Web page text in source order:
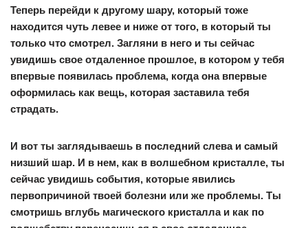
Теперь перейди к другому шару, который тоже
находится чуть левее и ниже от того, в который ты
только что смотрел. Загляни в него и ты сейчас
увидишь свое отдаленное прошлое, в котором у тебя
впервые появилась проблема, когда она впервые
оформилась как вещь, которая заставила тебя
страдать.
И вот ты заглядываешь в последний слева и самый
низший шар. И в нем, как в волшебном кристалле, ты
сейчас увидишь события, которые явились
первопричиной твоей болезни или же проблемы. Ты
смотришь вглубь магического кристалла и как по